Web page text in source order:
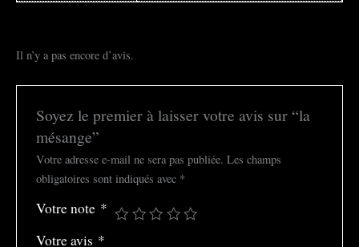
Il n’y a pas encore d’avis.
Soyez le premier à laisser votre avis sur “la
mésange”
Votre adresse e-mail ne sera pas publiée. Les champs
obligatoires sont indiqués avec *
Votre note *
Votre avis *